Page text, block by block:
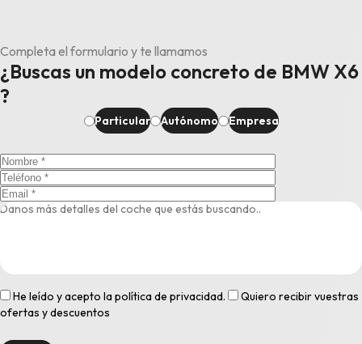
Completa el formulario y te llamamos
¿Buscas un modelo concreto de BMW X6
?
Particular Autónomo Empresa
He leído y acepto lapolítica de privacidad.
Quiero recibir vuestras
ofertas y descuentos